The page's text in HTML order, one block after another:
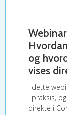
og
vises
I dette
i praksis,
direkte i